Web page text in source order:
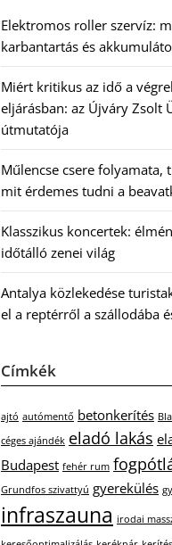
Elektromos roller szervíz:
karbantartás és
Miért kritikus az idő a
eljárásban: az Újváry Zsolt
útmutatója
Műlencse csere folyamata,
mit érdemes tudni a
Klasszikus koncertek:
időtálló zenei világ
Antalya közlekedése
el a reptérről a szállodába
Címkék
ajtó autómentő betonkerítés
céges ajándék eladó lakás
Budapest fehér rum
Grundfos szivattyú gyerekülés
infraszauna irodai